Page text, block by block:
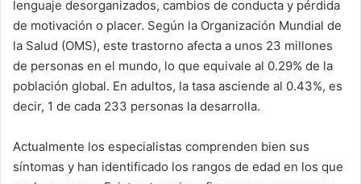
lenguaje desorganizados, cambios de conducta y pérdida
de motivación o placer. Según la Organización Mundial de
la Salud (OMS), este trastorno afecta a unos 23 millones
de personas en el mundo, lo que equivale al 0.29% de la
población global. En adultos, la tasa asciende al 0.43%, es
decir, 1 de cada 233 personas la desarrolla.
Actualmente los especialistas comprenden bien sus
síntomas y han identificado los rangos de edad en los que